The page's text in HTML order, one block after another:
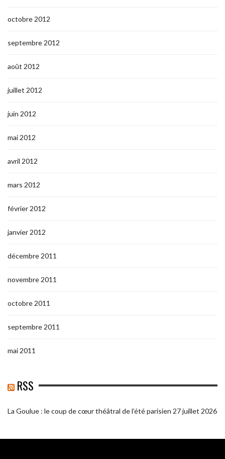
octobre 2012
septembre 2012
août 2012
juillet 2012
juin 2012
mai 2012
avril 2012
mars 2012
février 2012
janvier 2012
décembre 2011
novembre 2011
octobre 2011
septembre 2011
mai 2011
RSS
La Goulue : le coup de cœur théâtral de l’été parisien 27 juillet 2026